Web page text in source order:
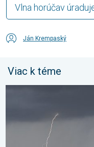
Vlna horúčav
Ján Krempaský
Viac k téme
Milióny stromov